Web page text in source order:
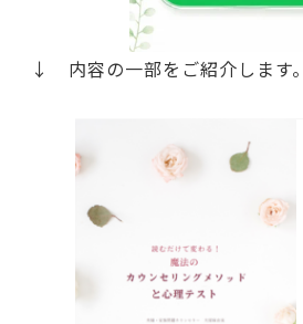
↓ 内容の一部をご紹介します